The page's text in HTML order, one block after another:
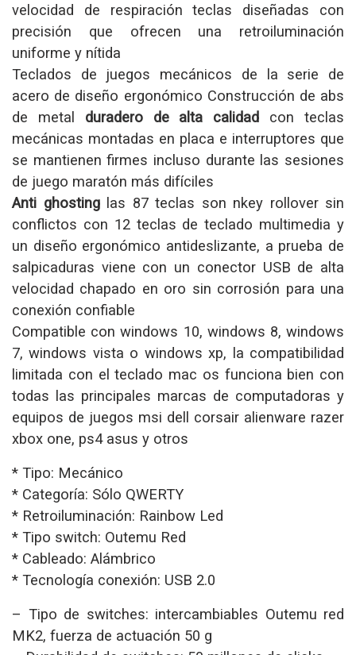
velocidad de respiración teclas diseñadas con
precisión que ofrecen una retroiluminación
uniforme y nítida
Teclados de juegos mecánicos de la serie de
acero de diseño ergonómico Construcción de abs
de metal duradero de alta calidad con teclas
mecánicas montadas en placa e interruptores que
se mantienen firmes incluso durante las sesiones
de juego maratón más difíciles
Anti ghostinglas 87 teclas son nkey rollover sin
conflictos con 12 teclas de teclado multimedia y
un diseño ergonómico antideslizante, a prueba de
salpicaduras viene con un conector USB de alta
velocidad chapado en oro sin corrosión para una
conexión confiable
Compatible con windows 10, windows 8, windows
7, windows vista o windows xp, la compatibilidad
limitada con el teclado mac os funciona bien con
todas las principales marcas de computadoras y
equipos de juegos msi dell corsair alienware razer
xbox one, ps4 asus y otros
* Tipo: Mecánico
* Categoría: Sólo QWERTY
* Retroiluminación: Rainbow Led
* Tipo switch: Outemu Red
* Cableado: Alámbrico
* Tecnología conexión: USB 2.0
– Tipo de switches: intercambiables Outemu red
MK2, fuerza de actuación 50 g